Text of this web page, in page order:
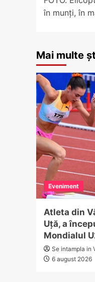
în munți, în
Mai multe
Eveniment
Atleta din
Uță, a
Mondialul
Se intampla in
6 august 2026